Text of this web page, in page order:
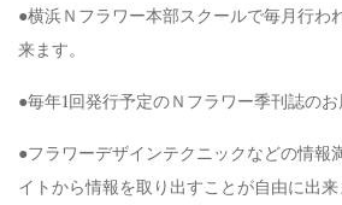
●横浜Ｎフラワー本部スクールで毎月行わ
来ます。
●毎年1回発行予定のＮフラワー季刊誌の
●フラワーデザインテクニックなどの情報
イトから情報を取り出すことが自由に出来